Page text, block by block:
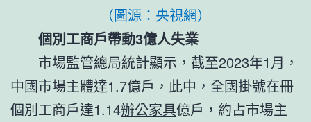
（圖源：央視網）
個別工商戶帶動3億人失業
市場監管總局統計顯示，截至2023年1月，
中國市場主體達1.7億戶，此中，全國掛號在冊
個別工商戶達1.14辦公家具億戶，約占市場主